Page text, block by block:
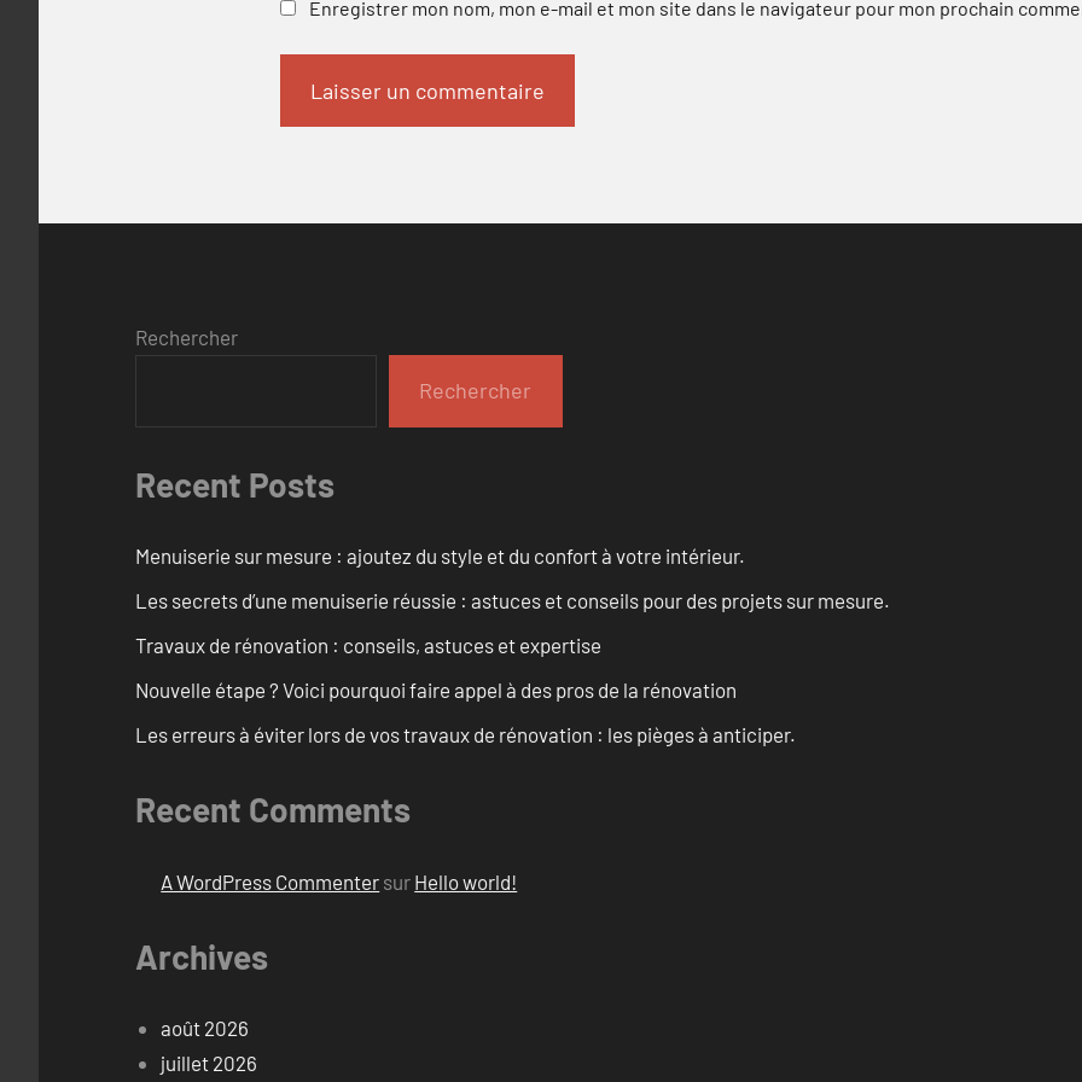
Enregistrer mon nom, mon e-mail et mon site dans le navigateur pour mon prochain
Rechercher
Rechercher
Recent Posts
Menuiserie sur mesure : ajoutez du style et du confort à votre intérieur.
Les secrets d’une menuiserie réussie : astuces et conseils pour des projets sur mesure.
Travaux de rénovation : conseils, astuces et expertise
Nouvelle étape ? Voici pourquoi faire appel à des pros de la rénovation
Les erreurs à éviter lors de vos travaux de rénovation : les pièges à anticiper.
Recent Comments
A WordPress Commenter sur Hello world!
Archives
août 2026
juillet 2026